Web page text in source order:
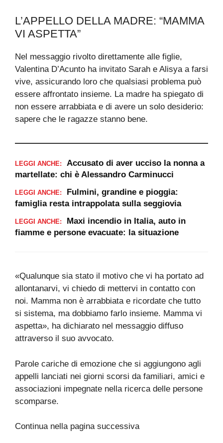
L’APPELLO DELLA MADRE: “MAMMA
VI ASPETTA”
Nel messaggio rivolto direttamente alle figlie,
Valentina D’Acunto ha invitato Sarah e Alisya a farsi
vive, assicurando loro che qualsiasi problema può
essere affrontato insieme. La madre ha spiegato di
non essere arrabbiata e di avere un solo desiderio:
sapere che le ragazze stanno bene.
LEGGI ANCHE:
Accusato di aver ucciso la nonna a
martellate: chi è Alessandro Carminucci
LEGGI ANCHE:
Fulmini, grandine e pioggia:
famiglia resta intrappolata sulla seggiovia
LEGGI ANCHE:
Maxi incendio in Italia, auto in
fiamme e persone evacuate: la situazione
«Qualunque sia stato il motivo che vi ha portato ad
allontanarvi, vi chiedo di mettervi in contatto con
noi. Mamma non è arrabbiata e ricordate che tutto
si sistema, ma dobbiamo farlo insieme. Mamma vi
aspetta», ha dichiarato nel messaggio diffuso
attraverso il suo avvocato.
Parole cariche di emozione che si aggiungono agli
appelli lanciati nei giorni scorsi da familiari, amici e
associazioni impegnate nella ricerca delle persone
scomparse.
Continua nella pagina successiva